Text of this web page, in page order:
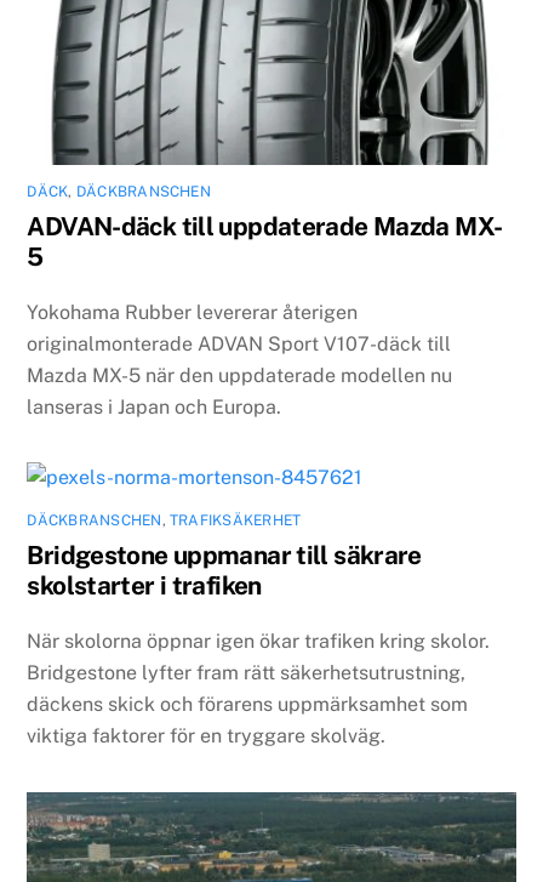
DÄCK, DÄCKBRANSCHEN
ADVAN-däck till uppdaterade Mazda MX-
5
Yokohama Rubber levererar återigen
originalmonterade ADVAN Sport V107-däck till
Mazda MX-5 när den uppdaterade modellen nu
lanseras i Japan och Europa.
DÄCKBRANSCHEN,TRAFIKSÄKERHET
Bridgestone uppmanar till säkrare
skolstarter i trafiken
När skolorna öppnar igen ökar trafiken kring skolor.
Bridgestone lyfter fram rätt säkerhetsutrustning,
däckens skick och förarens uppmärksamhet som
viktiga faktorer för en tryggare skolväg.